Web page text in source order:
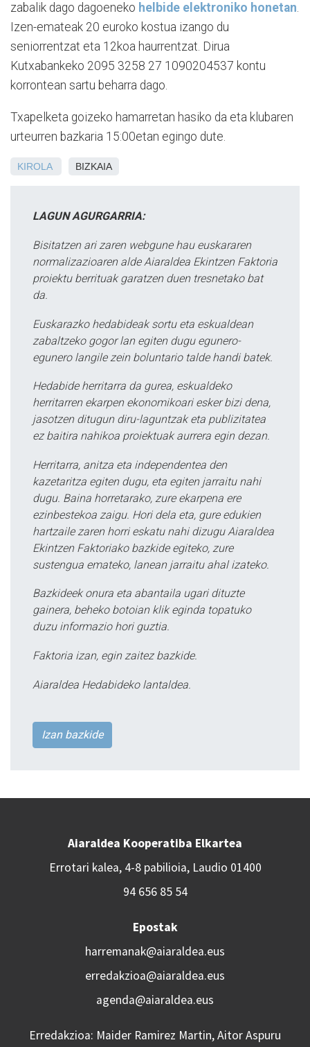
zabalik dago dagoeneko helbide elektroniko honetan.
Izen-emateak 20 euroko kostua izango du
seniorrentzat eta 12koa haurrentzat. Dirua
Kutxabankeko 2095 3258 27 1090204537 kontu
korrontean sartu beharra dago.
Txapelketa goizeko hamarretan hasiko da eta klubaren
urteurren bazkaria 15:00etan egingo dute.
KIROLA BIZKAIA
LAGUN AGURGARRIA:
Bisitatzen ari zaren webgune hau euskararen
normalizazioaren alde Aiaraldea Ekintzen Faktoria
proiektu berrituak garatzen duen tresnetako bat
da.
Euskarazko hedabideak sortu eta eskualdean
zabaltzeko gogor lan egiten dugu egunero-
egunero langile zein boluntario talde handi batek.
Hedabide herritarra da gurea, eskualdeko
herritarren ekarpen ekonomikoari esker bizi dena,
jasotzen ditugun diru-laguntzak eta publizitatea
ez baitira nahikoa proiektuak aurrera egin dezan.
Herritarra, anitza eta independentea den
kazetaritza egiten dugu, eta egiten jarraitu nahi
dugu. Baina horretarako, zure ekarpena ere
ezinbestekoa zaigu. Hori dela eta, gure edukien
hartzaile zaren horri eskatu nahi dizugu Aiaraldea
Ekintzen Faktoriako bazkide egiteko, zure
sustengua emateko, lanean jarraitu ahal izateko.
Bazkideek onura eta abantaila ugari dituzte
gainera, beheko botoian klik eginda topatuko
duzu informazio hori guztia.
Faktoria izan, egin zaitez bazkide.
Aiaraldea Hedabideko lantaldea.
Izan bazkide
Aiaraldea Kooperatiba Elkartea
Errotari kalea, 4-8 pabilioia, Laudio 01400
94 656 85 54
Epostak
harremanak@aiaraldea.eus
erredakzioa@aiaraldea.eus
agenda@aiaraldea.eus
Erredakzioa: Maider Ramirez Martin, Aitor Aspuru